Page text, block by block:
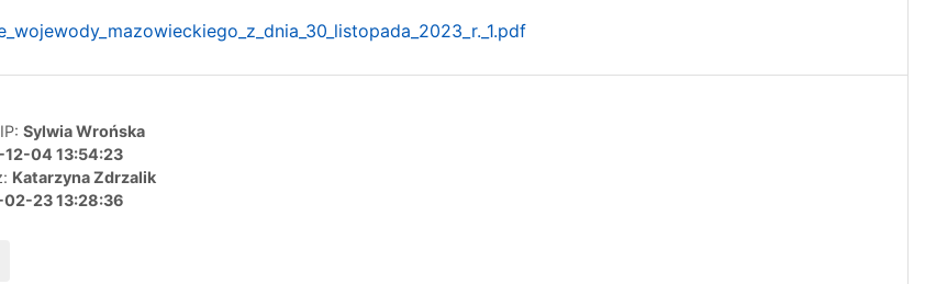
Sylwia Wrońska
04 13:54:23
Katarzyna Zdrzalik
23 13:28:36